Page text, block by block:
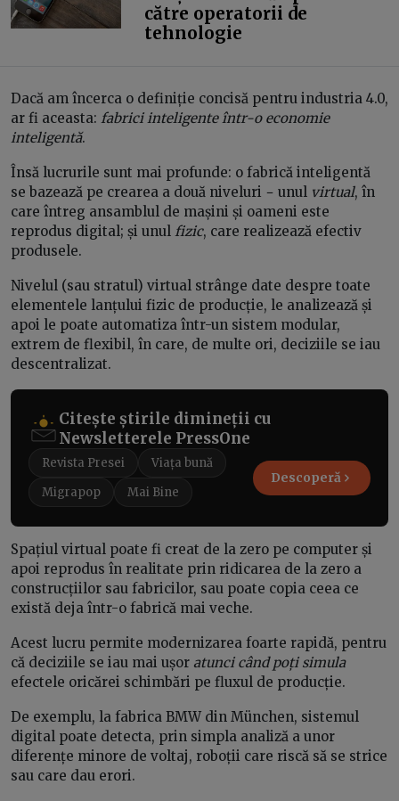
către operatorii de
tehnologie
Dacă am încerca o definiție concisă pentru industria 4.0,
ar fi aceasta: fabrici inteligente într-o economie
inteligentă.
Însă lucrurile sunt mai profunde: o fabrică inteligentă
se bazează pe crearea a două niveluri − unul virtual, în
care întreg ansamblul de mașini și oameni este
reprodus digital; și unul fizic, care realizează efectiv
produsele.
Nivelul (sau stratul) virtual strânge date despre toate
elementele lanțului fizic de producție, le analizează și
apoi le poate automatiza într-un sistem modular,
extrem de flexibil, în care, de multe ori, deciziile se iau
descentralizat.
Citește știrile dimineții cu
Newsletterele PressOne
Revista Presei
Viața bună
Migrapop
Mai Bine
Descoperă
Spațiul virtual poate fi creat de la zero pe computer și
apoi reprodus în realitate prin ridicarea de la zero a
construcțiilor sau fabricilor, sau poate copia ceea ce
există deja într-o fabrică mai veche.
Acest lucru permite modernizarea foarte rapidă, pentru
că deciziile se iau mai ușor atunci când poți simula
efectele oricărei schimbări pe fluxul de producție.
De exemplu, la fabrica BMW din München, sistemul
digital poate detecta, prin simpla analiză a unor
diferențe minore de voltaj, roboții care riscă să se strice
sau care dau erori.